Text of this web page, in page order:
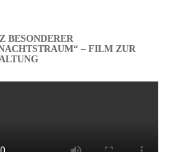
BESONDERER
– FILM ZUR